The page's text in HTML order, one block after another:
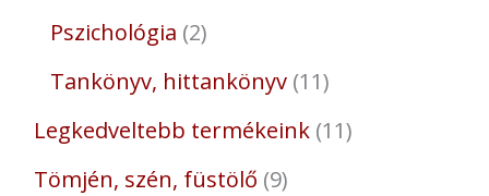
Pszichológia 2
Tankönyv, hittankönyv 11
Legkedveltebb termékeink 11
Tömjén, szén, füstölő 9